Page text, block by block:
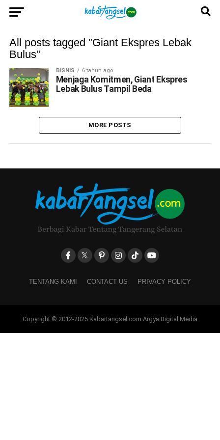
All posts tagged "Giant Ekspres Lebak
Bulus"
BISNIS 6 tahun ago
Menjaga Komitmen, Giant Ekspres
Lebak Bulus Tampil Beda
MORE POSTS
TENTANG KAMI CONTACT US PRIVACY POLICY
Copyright © 2012-2025 Kabartangsel.com Argya Digital Media